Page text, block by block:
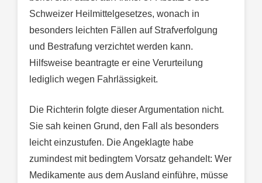
Schweizer Heilmittelgesetzes, wonach in
besonders leichten Fällen auf Strafverfolgung
und Bestrafung verzichtet werden kann.
Hilfsweise beantragte er eine Verurteilung
lediglich wegen Fahrlässigkeit.
Die Richterin folgte dieser Argumentation nicht.
Sie sah keinen Grund, den Fall als besonders
leicht einzustufen. Die Angeklagte habe
zumindest mit bedingtem Vorsatz gehandelt: Wer
Medikamente aus dem Ausland einführe, müsse